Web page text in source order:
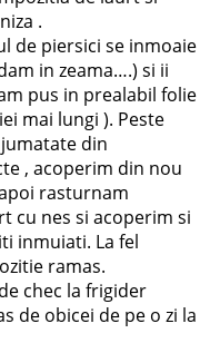
.
de piersici se inmoaie
in zeama….) si ii
pus in prealabil folie
mai lungi ). Peste
din
, acoperim din nou
rasturnam
cu nes si acoperim si
inmuiati. La fel
ramas.
chec la frigider
de obicei de pe o zi la